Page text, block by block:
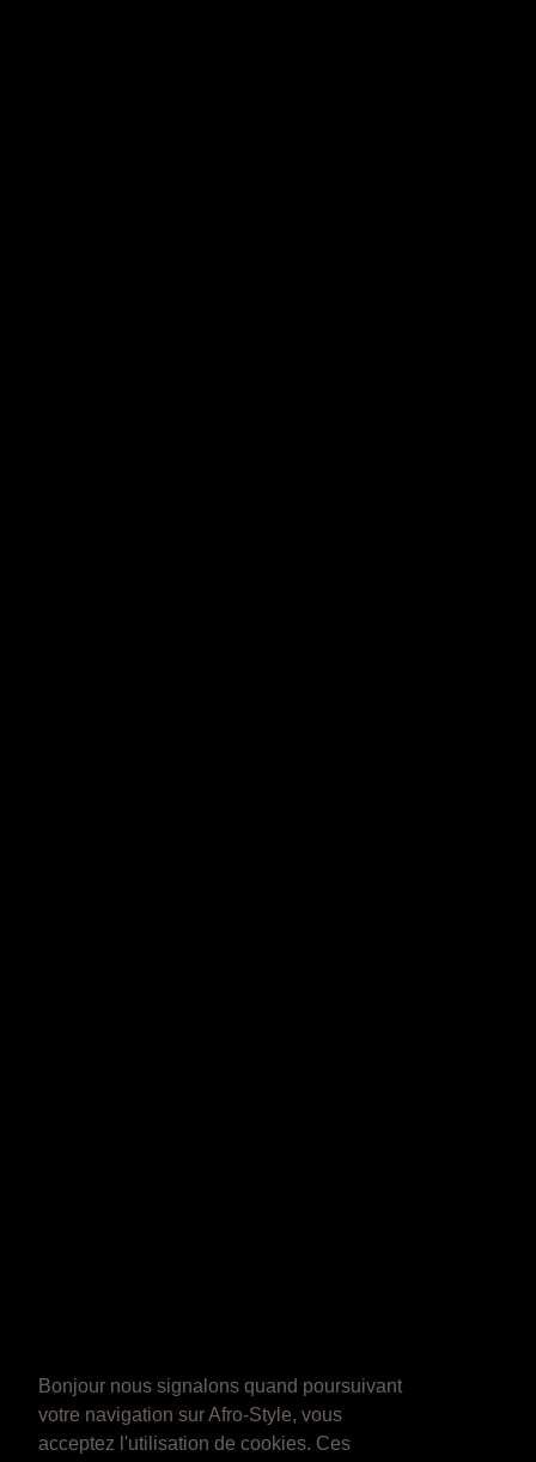
Bonjour nous signalons quand poursuivant
votre navigation sur Afro-Style, vous
acceptez l'utilisation de cookies. Ces